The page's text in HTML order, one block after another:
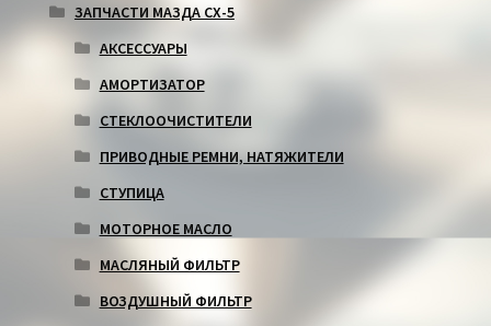
ЗАПЧАСТИ МАЗДА СХ-5
АКСЕССУАРЫ
АМОРТИЗАТОР
СТЕКЛООЧИСТИТЕЛИ
ПРИВОДНЫЕ РЕМНИ, НАТЯЖИТЕЛИ
СТУПИЦА
МОТОРНОЕ МАСЛО
МАСЛЯНЫЙ ФИЛЬТР
ВОЗДУШНЫЙ ФИЛЬТР